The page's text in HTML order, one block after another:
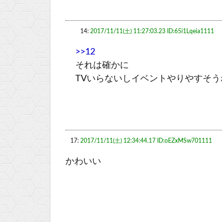
14: 2017/11/11(土) 11:27:03.23 ID:65i1Lqeia1111
>>12
それは確かに
TVいらないしイベントやりやすそ
17: 2017/11/11(土) 12:34:44.17 ID:oEZxMSw701111
かわいい